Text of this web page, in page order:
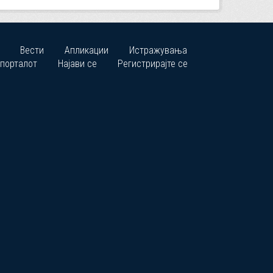
Вести Апликации
Истражувања
Најави се Регистрирајте се